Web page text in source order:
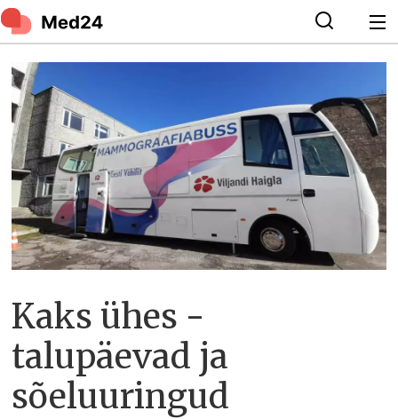
Kaks ühes -
talupäevad ja
sõeluuringud